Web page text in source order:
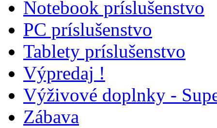
Notebook príslušenstvo
PC príslušenstvo
Tablety príslušenstvo
Výpredaj !
Výživové doplnky -
Zábava